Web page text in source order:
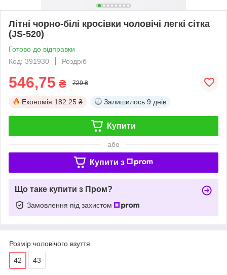
Літні чорно-білі кросівки чоловічі легкі сітка
(JS-520)
Готово до відправки
Код: 391930
Роздріб
546,75 ₴ 729 ₴
Економія 182.25 ₴ Залишилось 9 днів
Купити
або
Купити з
Що таке купити з Пром?
Замовлення під захистом
Розмір чоловічого взуття
42 43